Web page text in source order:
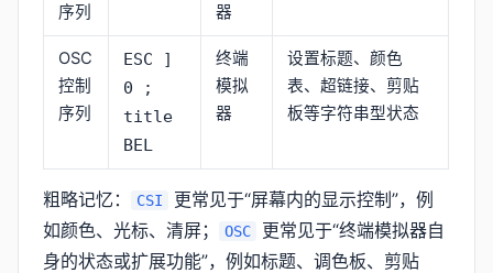
序列
器
OSC
控制
序列
ESC ]
0 ;
title
BEL
终端
模拟
器
设置标题、颜色
表、超链接、剪贴
板等字符串型状态
粗略记忆： CSI
更常见于“屏幕内的显示控制”，例
如颜色、光标、清屏；
OSC
更常见于“终端模拟器自
身的状态或扩展功能”，例如标题、调色板、剪贴